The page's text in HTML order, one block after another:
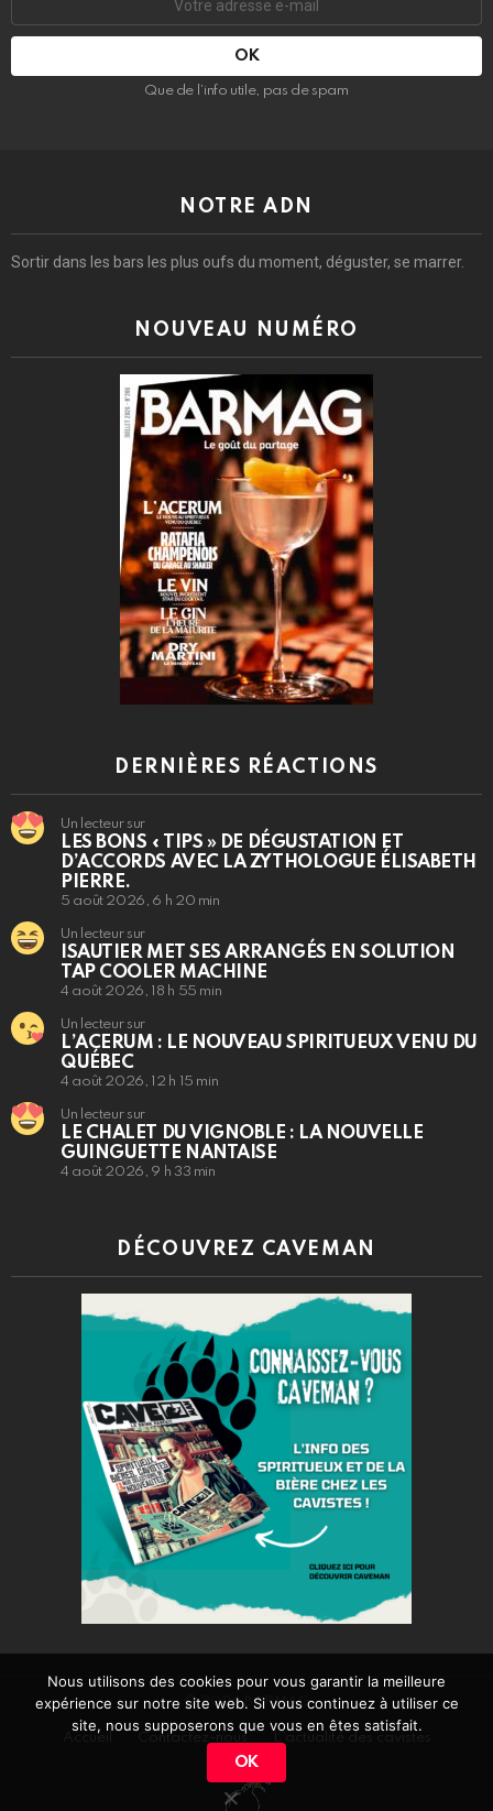
mail
Que de l’info utile, pas de spam
NOTRE ADN
Sortir dans les bars les plus oufs du moment, déguster, se marrer.
NOUVEAU NUMÉRO
DERNIÈRES RÉACTIONS
Un lecteur sur
LES BONS « TIPS » DE DÉGUSTATION ET
D’ACCORDS AVEC LA ZYTHOLOGUE ÉLISABETH
PIERRE.
5 août 2026, 6 h 20 min
Un lecteur sur
ISAUTIER MET SES ARRANGÉS EN SOLUTION
TAP COOLER MACHINE
4 août 2026, 18 h 55 min
Un lecteur sur
L’ACERUM : LE NOUVEAU SPIRITUEUX VENU DU
QUÉBEC
4 août 2026, 12 h 15 min
Un lecteur sur
LE CHALET DU VIGNOBLE : LA NOUVELLE
GUINGUETTE NANTAISE
4 août 2026, 9 h 33 min
DÉCOUVREZ CAVEMAN
© 2026 BARMAG
Accueil Contactez-nous
Nous utilisons des cookies pour vous garantir la meilleure
expérience sur notre site web. Si vous continuez à utiliser ce
site, nous supposerons que vous en êtes satisfait.
OK